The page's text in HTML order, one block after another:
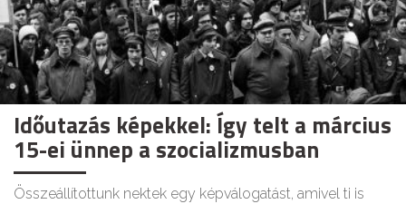
Időutazás képekkel: Így telt a március
15-ei ünnep a szocializmusban
Összeállítottunk nektek egy képválogatást, amivel ti is